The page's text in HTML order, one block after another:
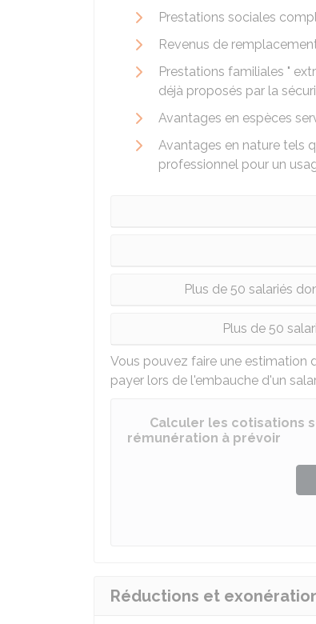
Prestations sociales
Revenus de
Prestations familiales "
déjà proposés par la
Avantages en espèces
Avantages en nature tels
professionnel pour un
Plus de 50 salariés
Plus de 50
Vous pouvez faire une estimation
payer lors de l'embauche d'un
Calculer les cotisations
rémunération à prévoir
Réductions et